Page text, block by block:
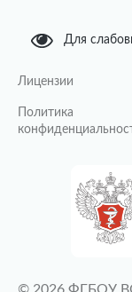
Для
Лицензии
Политика